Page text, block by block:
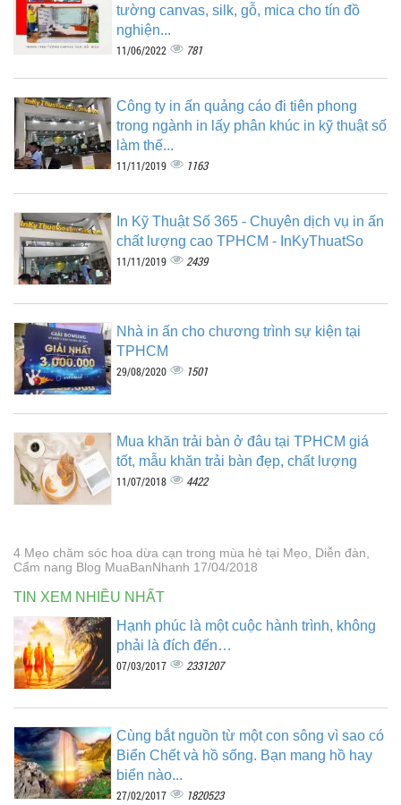
tường canvas, silk, gỗ, mica cho tín đồ
nghiện...
11/06/2022 781
Công ty in ấn quảng cáo đi tiên phong
trong ngành in lấy phân khúc in kỹ thuật số
làm thế...
11/11/2019 1163
In Kỹ Thuật Số 365 - Chuyên dịch vụ in ấn
chất lượng cao TPHCM - InKyThuatSo
11/11/2019 2439
Nhà in ấn cho chương trình sự kiện tại
TPHCM
29/08/2020 1501
Mua khăn trải bàn ở đâu tại TPHCM giá
tốt, mẫu khăn trải bàn đẹp, chất lượng
11/07/2018 4422
4 Mẹo chăm sóc hoa dừa cạn trong mùa hè tại Mẹo, Diễn đàn,
Cẩm nang Blog MuaBanNhanh 17/04/2018
TIN XEM NHIỀU NHẤT
Hạnh phúc là một cuộc hành trình, không
phải là đích đến…
07/03/2017 2331207
Cùng bắt nguồn từ một con sông vì sao có
Biển Chết và hồ sống. Bạn mang hồ hay
biển nào...
27/02/2017 1820523